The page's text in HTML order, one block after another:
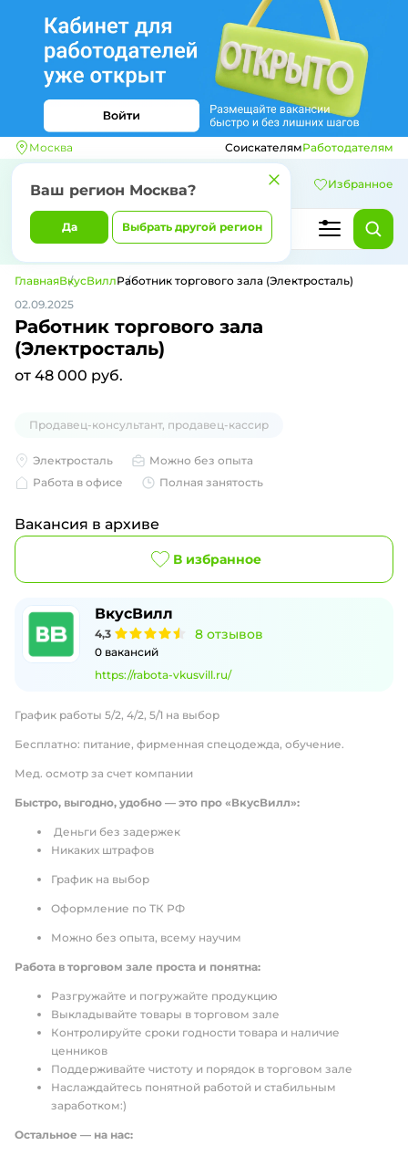
Москва
Ваш регион Москва?
Да Выбрать другой регион
СоискателямРаботодателям
Избранное
ГлавнаяВкусВиллРаботник торгового зала (Электросталь)
02.09.2025
Работник торгового зала
(Электросталь)
от 48 000 руб.
Продавец-консультант, продавец-кассир
Электросталь
Можно без опыта
Работа в офисе
Полная занятость
Вакансия в архиве
В избранное
ВкусВилл
4,3 8 отзывов
0 вакансий
https://rabota-vkusvill.ru/
График работы 5/2, 4/2, 5/1 на выбор
Бесплатно: питание, фирменная спецодежда, обучение.
Мед. осмотр за счет компании
Быстро, выгодно, удобно — это про «ВкусВилл»:
Деньги без задержек
Никаких штрафов
График на выбор
Оформление по ТК РФ
Можно без опыта, всему научим
Работа в торговом зале проста и понятна:
Разгружайте и погружайте продукцию
Выкладывайте товары в торговом зале
Контролируйте сроки годности товара и наличие
ценников
Поддерживайте чистоту и порядок в торговом зале
Наслаждайтесь понятной работой и стабильным
заработком:)
Остальное — на нас: